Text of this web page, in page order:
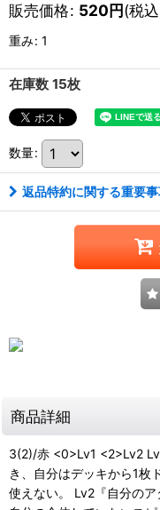
販売価格: 520円(税
重み: 1
在庫数 15枚
数量:
返品特約に関する重要
商品詳細
3(2)/赤 <0>Lv1 <2>Lv2
き、自分はデッキから1枚
使えない。 Lv2『自分の